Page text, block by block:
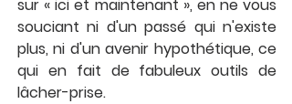
sur « ici et maintenant », en ne vous
souciant ni d'un passé qui n'existe
plus, ni d'un avenir hypothétique, ce
qui en fait de fabuleux outils de
lâcher-prise.